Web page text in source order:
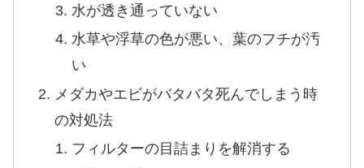
水が透き通っていない
水草や浮草の色が悪い、葉のフチが汚
い
メダカやエビがバタバタ死んでしまう時
の対処法
フィルターの目詰まりを解消する